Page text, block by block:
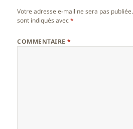
Votre adresse e-mail ne sera pas publiée.
sont indiqués avec*
COMMENTAIRE*